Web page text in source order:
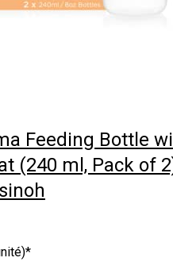
Feeding Bottle
(240 ml, Pack of
*